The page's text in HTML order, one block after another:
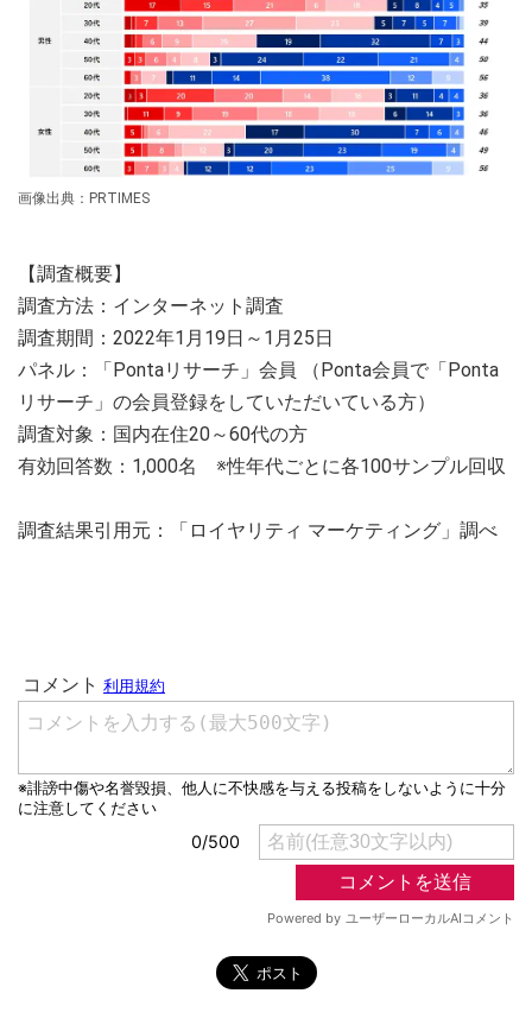
画像出典：PRTIMES
【調査概要】
調査方法：インターネット調査
調査期間：2022年1月19日～1月25日
パネル：「Pontaリサーチ」会員 （Ponta会員で「Ponta
リサーチ」の会員登録をしていただいている方）
調査対象：国内在住20～60代の方
有効回答数：1,000名 ※性年代ごとに各100サンプル回収
調査結果引用元：「ロイヤリティ マーケティング」調べ